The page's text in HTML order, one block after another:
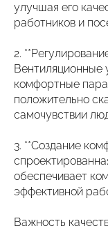
улучшая его
работников и
2.
Вентиляционные
комфортные
положительно
самочувствии
3. **Создание
обеспечивает
эффективной
Важность